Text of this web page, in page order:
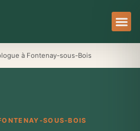
à Fontenay-sous-Bois
SOUS-BOIS